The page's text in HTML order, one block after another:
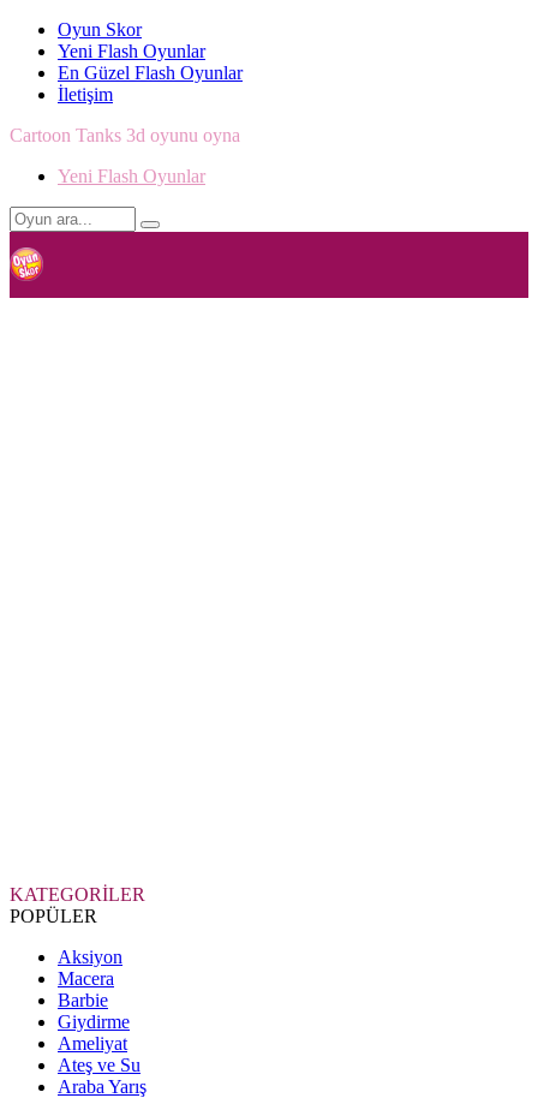
Oyun Skor
Yeni Flash Oyunlar
En Güzel Flash Oyunlar
İletişim
Cartoon Tanks 3d oyunu oyna
Yeni Flash Oyunlar
KATEGORİLER
POPÜLER
Aksiyon
Macera
Barbie
Giydirme
Ameliyat
Ateş ve Su
Araba Yarış